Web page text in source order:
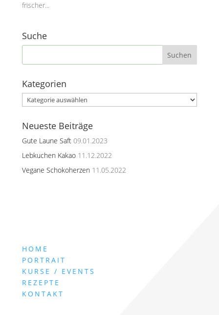
frischer...
Suche
Kategorien
Kategorien
Neueste Beiträge
Gute Laune Saft 09.01.2023
Lebkuchen Kakao 11.12.2022
Vegane Schokoherzen 11.05.2022
HOME
PORTRAIT
KURSE / EVENTS
REZEPTE
KONTAKT